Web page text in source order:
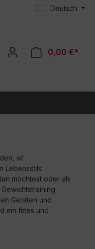
Deutsch
0,00 €*
ist
Lebensstils
möchtest oder als
Geräten und
ein fittes und